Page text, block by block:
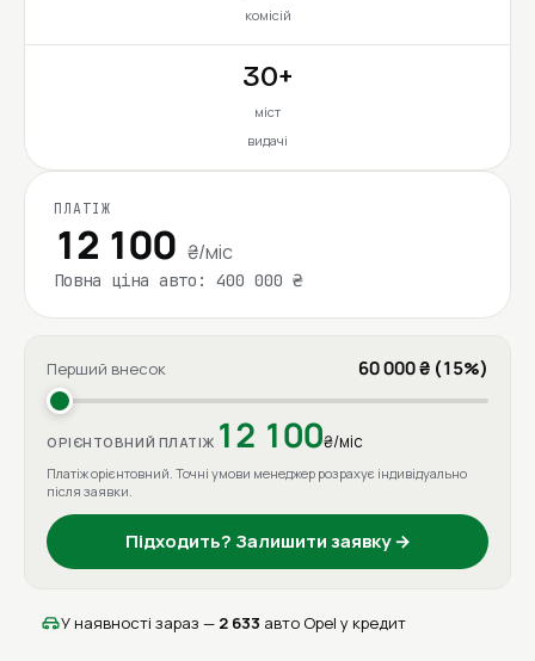
комісій
30+
міст
видачі
ПЛАТІЖ
12 100 ₴/міс
Повна ціна авто: 400 000 ₴
Перший внесок 60 000 ₴ (15%)
ОРІЄНТОВНИЙ ПЛАТІЖ 12 100₴/міс
Платіж орієнтовний. Точні умови менеджер розрахує індивідуально
після заявки.
Підходить? Залишити заявку →
У наявності зараз — 2 633 авто Opel у кредит